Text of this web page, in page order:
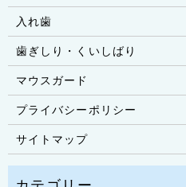
入れ歯
歯ぎしり・くいしばり
マウスガード
プライバシーポリシー
サイトマップ